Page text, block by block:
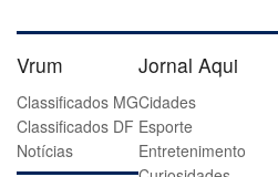
Vrum
Classificados MG
Classificados DF
Notícias
Jornal Aqui
Cidades
Esporte
Entretenimento